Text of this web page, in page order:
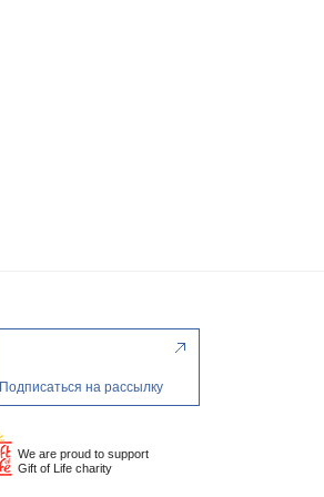
Подписаться на рассылку
We are proud to support
Gift of Life charity